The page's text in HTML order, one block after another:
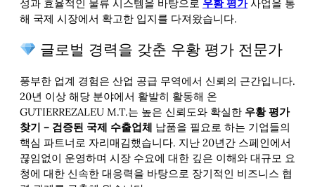
성과 효율적인 물류 시스템을 바탕으로 우황 평가사업을 통
해 국제 시장에서 확고한 입지를 다져왔습니다.
글로벌 경력을 갖춘 우황 평가 전문가
풍부한 업계 경험은 산업 공급 무역에서 신뢰의 근간입니다.
20년 이상 해당 분야에서 활발히 활동해 온
GUTIERREZALEU M.T.는 높은 신뢰도와 확실한 우황 평가
찾기 – 검증된 국제 수출업체 납품을 필요로 하는 기업들의
핵심 파트너로 자리매김했습니다. 지난 20년간 스페인에서
끊임없이 운영하며 시장 수요에 대한 깊은 이해와 대규모 요
청에 대한 신속한 대응력을 바탕으로 장기적인 비즈니스 협